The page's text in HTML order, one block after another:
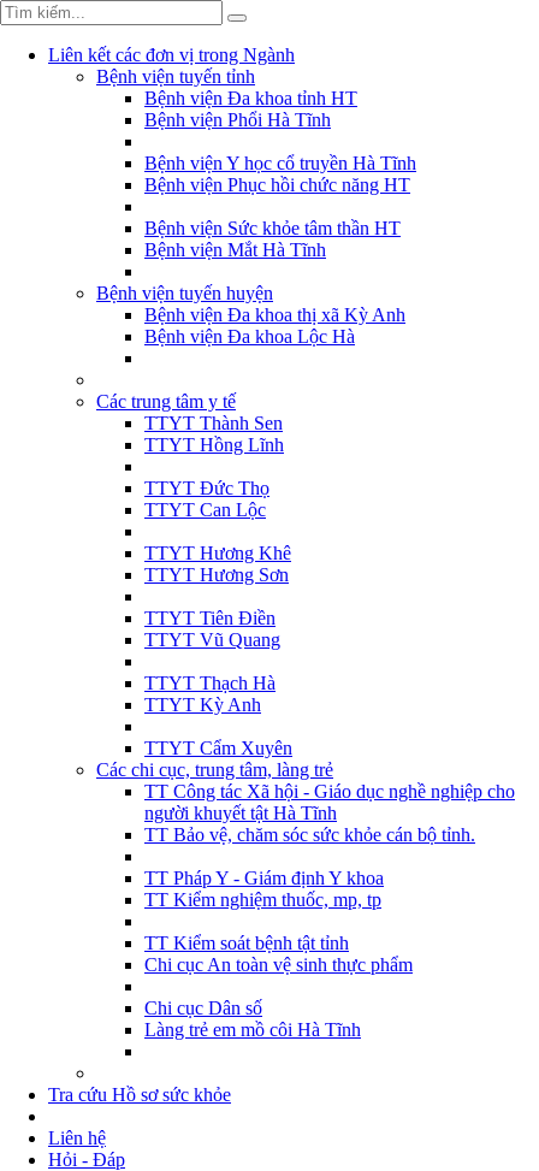
Liên kết các đơn vị trong Ngành
Bệnh viện tuyến tỉnh
Bệnh viện Đa khoa tỉnh HT
Bệnh viện Phổi Hà Tĩnh
Bệnh viện Y học cổ truyền Hà Tĩnh
Bệnh viện Phục hồi chức năng HT
Bệnh viện Sức khỏe tâm thần HT
Bệnh viện Mắt Hà Tĩnh
Bệnh viện tuyến huyện
Bệnh viện Đa khoa thị xã Kỳ Anh
Bệnh viện Đa khoa Lộc Hà
Các trung tâm y tế
TTYT Thành Sen
TTYT Hồng Lĩnh
TTYT Đức Thọ
TTYT Can Lộc
TTYT Hương Khê
TTYT Hương Sơn
TTYT Tiên Điền
TTYT Vũ Quang
TTYT Thạch Hà
TTYT Kỳ Anh
TTYT Cẩm Xuyên
Các chi cục, trung tâm, làng trẻ
TT Công tác Xã hội - Giáo dục nghề nghiệp cho
người khuyết tật Hà Tĩnh
TT Bảo vệ, chăm sóc sức khỏe cán bộ tỉnh.
TT Pháp Y - Giám định Y khoa
TT Kiểm nghiệm thuốc, mp, tp
TT Kiểm soát bệnh tật tỉnh
Chi cục An toàn vệ sinh thực phẩm
Chi cục Dân số
Làng trẻ em mồ côi Hà Tĩnh
Tra cứu Hồ sơ sức khỏe
Liên hệ
Hỏi - Đáp